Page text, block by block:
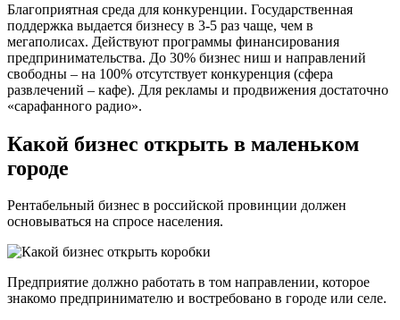
Благоприятная среда для конкуренции. Государственная
поддержка выдается бизнесу в 3-5 раз чаще, чем в
мегаполисах. Действуют программы финансирования
предпринимательства. До 30% бизнес ниш и направлений
свободны – на 100% отсутствует конкуренция (сфера
развлечений – кафе). Для рекламы и продвижения достаточно
«сарафанного радио».
Какой бизнес открыть в маленьком
городе
Рентабельный бизнес в российской провинции должен
основываться на спросе населения.
Предприятие должно работать в том направлении, которое
знакомо предпринимателю и востребовано в городе или селе.